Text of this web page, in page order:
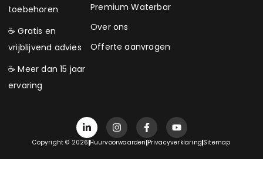
toebehoren
☕ Gratis en
vrijblijvend advies
☕ Meer dan 15 jaar
ervaring
Premium Waterbar
Over ons
Offerte aanvragen
Copyright © 2026 Huurvoorwaarden PrivacyverklaringSitemap